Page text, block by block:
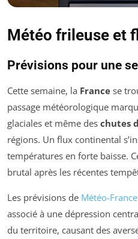
Météo frileuse et
Prévisions pour une
Cette semaine, la France se
passage météorologique
glaciales et même des chutes
régions. Un flux continental
températures en forte baisse.
brutal après les récentes
Les prévisions de Météo-France
associé à une dépression
du territoire, causant des